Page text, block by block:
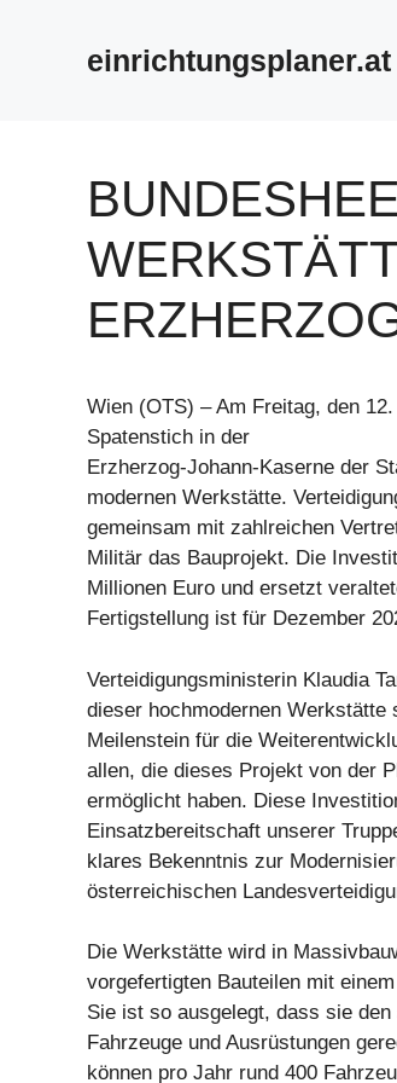
einrichtungsplaner.at
Wien (OTS) – Am Freitag, den
Spatenstich in der
Erzherzog-Johann-Kaserne der
modernen Werkstätte.
gemeinsam mit zahlreichen
Militär das Bauprojekt. Die
Millionen Euro und ersetzt
Fertigstellung ist für Dezember
Verteidigungsministerin Klaudia
dieser hochmodernen Werkstätte
Meilenstein für die
allen, die dieses Projekt von der
ermöglicht haben. Diese
Einsatzbereitschaft unserer
klares Bekenntnis zur
österreichischen
Die Werkstätte wird in
vorgefertigten Bauteilen mit
Sie ist so ausgelegt, dass sie
Fahrzeuge und Ausrüstungen
können pro Jahr rund 400